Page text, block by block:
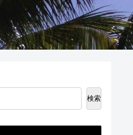
検索